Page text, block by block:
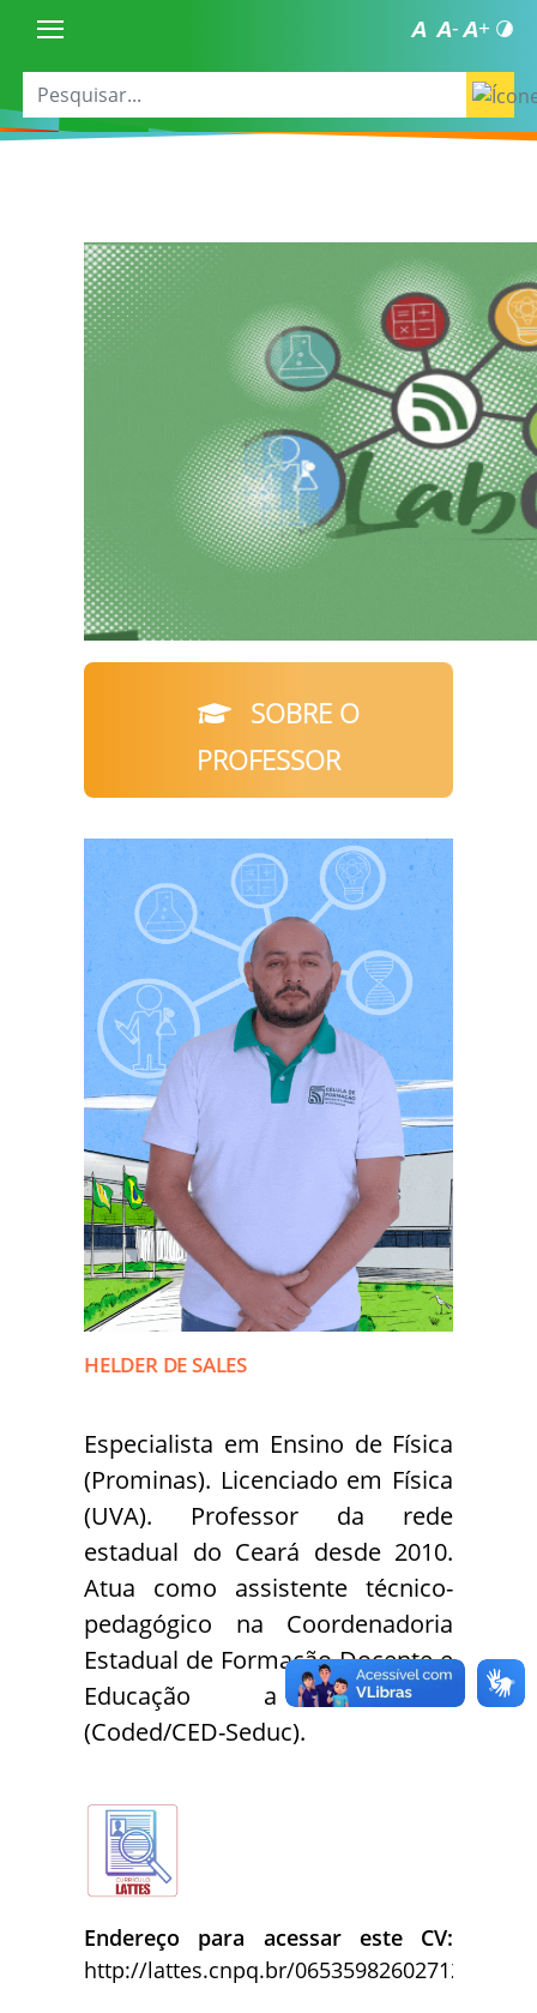
SOBRE O
PROFESSOR
HELDER DE SALES
Especialista em Ensino de Física
(Prominas). Licenciado em Física
(UVA). Professor da rede
estadual do Ceará desde 2010.
Atua como assistente técnico-
pedagógico na Coordenadoria
Estadual de Formação Docente e
Educação a Distância
(Coded/CED-Seduc).
Endereço para acessar este CV:
http://lattes.cnpq.br/0653598260271248